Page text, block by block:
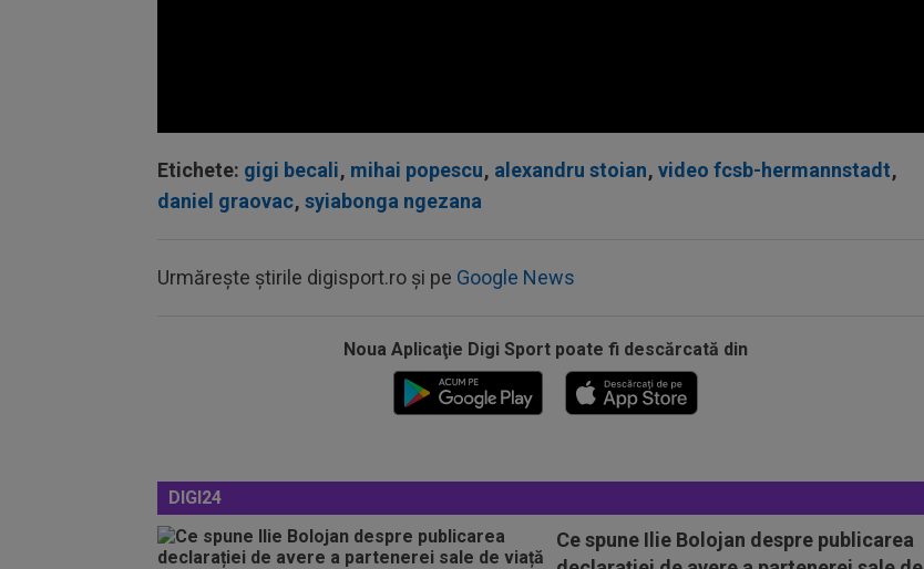
90%
Etichete: gigi becali, mihai popescu, alexandru stoian, video fcsb-hermannstadt,
daniel graovac, syiabonga ngezana
Urmărește știrile digisport.ro și pe Google News
Noua Aplicaţie Digi Sport poate fi descărcată din
DIGI24
Ce spune Ilie Bolojan despre publicarea